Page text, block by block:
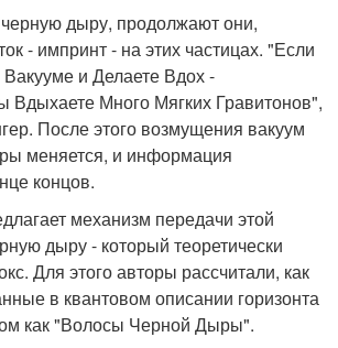
черную дыру, продолжают они,
- импринт - на этих частицах. "Если
и Делаете Вдох -
Много Мягких Гравитонов",
После этого возмущения вакуум
меняется, и информация
концов.
механизм передачи этой
дыру - который теоретически
Для этого авторы рассчитали, как
в квантовом описании горизонта
как "Волосы Черной Дыры".